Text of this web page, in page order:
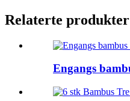
Relaterte produkter
Engangs